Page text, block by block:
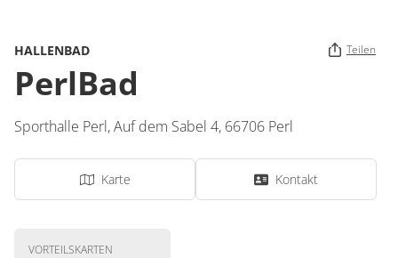
HALLENBAD Teilen
PerlBad
Sporthalle Perl,Auf dem Sabel 4, 66706 Perl
Karte Kontakt
VORTEILSKARTEN